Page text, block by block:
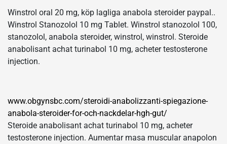
Winstrol oral 20 mg, köp lagliga anabola steroider paypal..
Winstrol Stanozolol 10 mg Tablet. Winstrol stanozolol 100,
stanozolol, anabola steroider, winstrol, winstrol. Steroide
anabolisant achat turinabol 10 mg, acheter testosterone
injection.
www.obgynsbc.com/steroidi-anabolizzanti-spiegazione-
anabola-steroider-for-och-nackdelar-hgh-gut/
Steroide anabolisant achat turinabol 10 mg, acheter
testosterone injection. Aumentar masa muscular anapolon